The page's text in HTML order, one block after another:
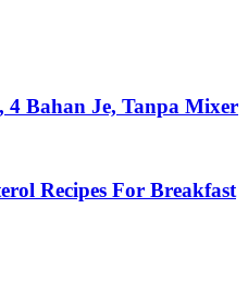
4 Bahan Je, Tanpa Mixer
Recipes For Breakfast